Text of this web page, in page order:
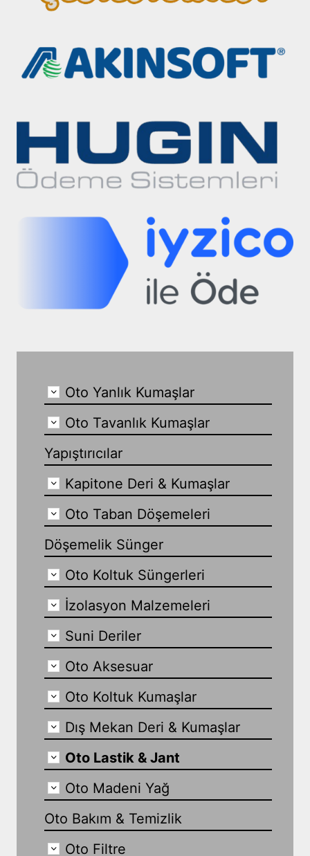
Oto Yanlık Kumaşlar
Oto Tavanlık Kumaşlar
Yapıştırıcılar
Kapitone Deri & Kumaşlar
Oto Taban Döşemeleri
Döşemelik Sünger
Oto Koltuk Süngerleri
İzolasyon Malzemeleri
Suni Deriler
Oto Aksesuar
Oto Koltuk Kumaşlar
Dış Mekan Deri & Kumaşlar
Oto Lastik & Jant
Oto Madeni Yağ
Oto Bakım & Temizlik
Oto Filtre